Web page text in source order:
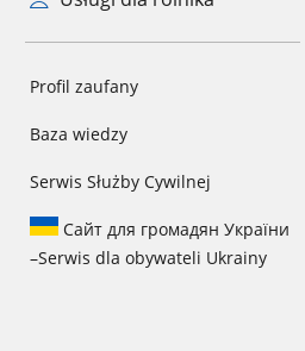
Profil zaufany
Baza wiedzy
Serwis Służby Cywilnej
Сайт для громадян України
–Serwis dla obywateli Ukrainy